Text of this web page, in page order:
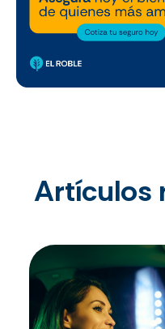
Artículos